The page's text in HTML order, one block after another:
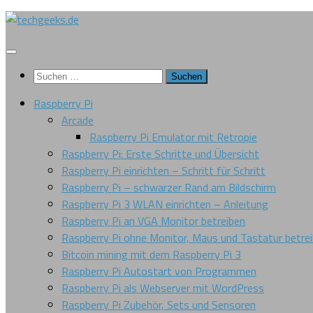
Zum
springen
Suchen
Raspberry Pi
Arcade
Raspberry Pi Emulator mit Retropie
Raspberry Pi: Erste Schritte und Übersicht
Raspberry Pi einrichten – Schritt für Schritt
Raspberry Pi – schwarzer Rand am Bildschirm
Raspberry Pi 3 WLAN einrichten – Anleitung
Raspberry Pi an VGA Monitor betreiben
Raspberry Pi ohne Monitor, Maus und Tastatur
Bitcoin mining mit dem Raspberry Pi 3
Raspberry Pi Autostart von Programmen
Raspberry Pi als Webserver mit WordPress
Raspberry Pi Zubehör, Sets und Sensoren